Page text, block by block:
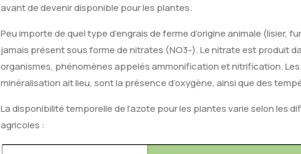
avant de devenir disponible pour les plantes.
Peu importe de quel type d’engrais de ferme d’origine animale (lisier,
jamais présent sous forme de nitrates (NO3-). Le nitrate est produit
organismes, phénomènes appelés ammonification et nitrification.
minéralisation ait lieu, sont la présence d’oxygène, ainsi que des
La disponibilité temporelle de l’azote pour les plantes varie selon les
agricoles :